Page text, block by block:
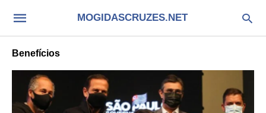
MOGIDASCRUZES.NET
Benefícios